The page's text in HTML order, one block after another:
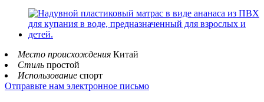
Место происхождения Китай
Стиль простой
Использование спорт
Отправьте нам электронное письмо